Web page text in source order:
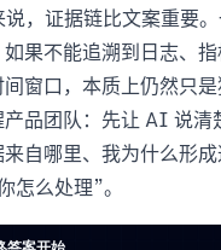
，证据链比文案重要
果不能追溯到日志、
窗口，本质上仍然只
品团队：先让 AI 说清
自哪里、我为什么形
怎么处理”。